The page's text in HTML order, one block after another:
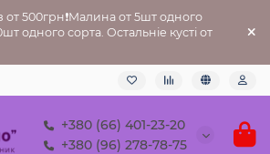
500грн❗Малина от 5шт одного
одного сорта. Остальніе кусті от
+380 (66) 401-23-20
+380 (96) 278-78-75